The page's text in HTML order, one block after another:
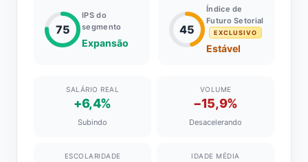
75
IPS do
segmento
Expansão
45
Índice de
Futuro Setorial
EXCLUSIVO
Estável
SALÁRIO REAL
+6,4%
Subindo
VOLUME
−15,9%
Desacelerando
ESCOLARIDADE IDADE MÉDIA